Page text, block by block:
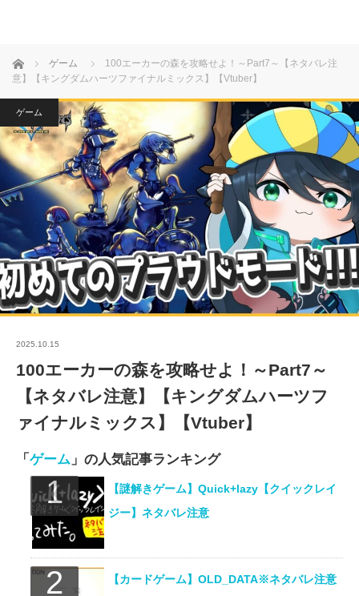
ホーム ゲーム
100エーカーの森を攻略せよ！～Part7～【ネタバレ注
意】【キングダムハーツファイナルミックス】【Vtuber】
ゲーム
2025.10.15
100エーカーの森を攻略せよ！～Part7～
【ネタバレ注意】【キングダムハーツフ
ァイナルミックス】【Vtuber】
「 ゲーム 」の人気記事ランキング
【謎解きゲーム】Quick+lazy【クイックレイ
ジー】ネタバレ注意
【カードゲーム】OLD_DATA※ネタバレ注意